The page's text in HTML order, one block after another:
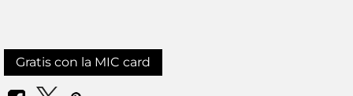
Gratis con la MIC card